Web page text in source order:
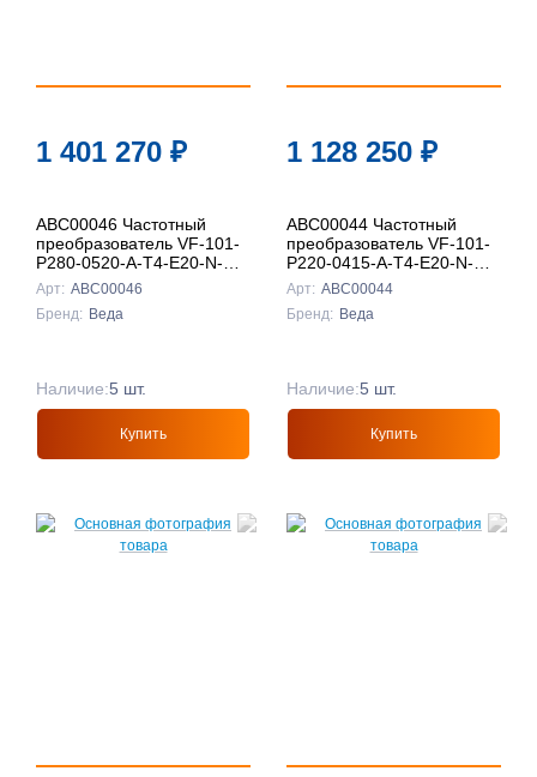
1 401 270 ₽
ABC00046 Частотный
преобразователь VF-101-
P280-0520-A-T4-E20-N-H-
D
Арт: ABC00046
Бренд: Веда
Наличие:5 шт.
Купить
1 128 250 ₽
ABC00044 Частотный
преобразователь VF-101-
P220-0415-A-T4-E20-N-H-
D
Арт: ABC00044
Бренд: Веда
Наличие:5 шт.
Купить